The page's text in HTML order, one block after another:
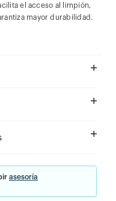
el acceso al limpión,
mayor durabilidad.
asesoría